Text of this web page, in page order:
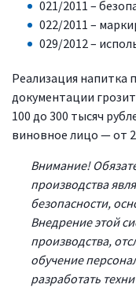
021/2011 –
022/2011 –
029/2012 –
Реализация напитка
документации
100 до 300 тысяч
виновное лицо — от
Внимание!
производства
безопасности,
Внедрение этой
производства,
обучение
разработать